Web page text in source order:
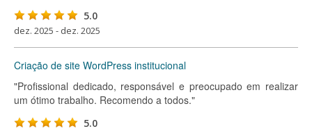
5.0
dez. 2025 - dez. 2025
Criação de site WordPress institucional
"Profissional dedicado, responsável e preocupado em realizar
um ótimo trabalho. Recomendo a todos."
5.0